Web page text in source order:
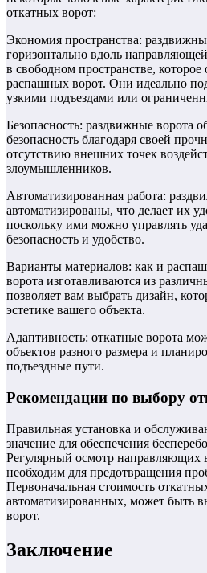
откатных ворот:
Экономия пространства:
горизонтально вдоль
в свободном пространстве, которое
распашных ворот. Они идеально
узкими подъездами или
Безопасность: раздвижные ворота
безопасность благодаря своей
отсутствию внешних точек
злоумышленников.
Автоматизированная работа:
автоматизированы, что делает их
поскольку ими можно управлять
безопасность и удобство.
Варианты материалов: как и
ворота изготавливаются из
позволяет вам выбрать дизайн,
эстетике вашего объекта.
Адаптивность: откатные ворота
объектов разного размера и
подъездные пути.
Рекомендации по выбору
Правильная установка и
значение для обеспечения
Регулярный осмотр направляющих
необходим для предотвращения
Первоначальная стоимость
автоматизированных, может быть
ворот.
Заключение